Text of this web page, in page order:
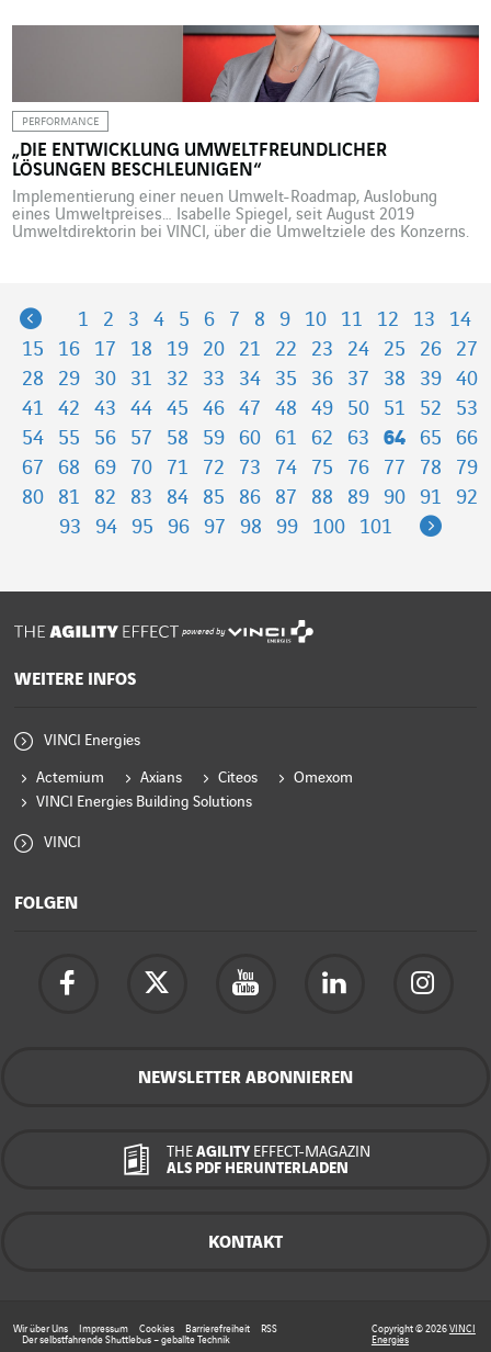
der U5 setzt die österreichische Hauptstadt auf die Erweiterung
und Modernisierung ihres U-Bahnnetzes, um den Bedarf der bis
2030 auf 2 Millionen anwachsenden […]
PERFORMANCE
„DIE ENTWICKLUNG UMWELTFREUNDLICHER
LÖSUNGEN BESCHLEUNIGEN“
Implementierung einer neuen Umwelt-Roadmap, Auslobung
eines Umweltpreises… Isabelle Spiegel, seit August 2019
Umweltdirektorin bei VINCI, über die Umweltziele des Konzerns.
unsere Selbstverpflichtung „Gemeinsam […]
Previous
1 2 3 4 5 6 7 8 9 10 11 12 13
14
15
16 17 18 19 20 21 22 23 24 25 26
27
28
29 30 31 32 33 34 35 36 37 38 39
40
41
42 43 44 45 46 47 48 49 50 51 52
53
54
55 56 57 58 59 60 61 62 63 64 65
66
67
68 69 70 71 72 73 74 75 76 77 78
79
80
81 82 83 84 85 86 87 88 89 90 91
92
93
94 95 96 97 98 99 100 101 Next
powered by
WEITERE INFOS
VINCI Energies
Actemium Axians Citeos
Omexom
VINCI Energies Building Solutions
VINCI
FOLGEN
NEWSLETTER ABONNIEREN
THE AGILITY EFFECT-MAGAZIN
ALS PDF HERUNTERLADEN
KONTAKT
Wir über Uns Impressum Cookies Barrierefreiheit
RSS
Der selbstfahrende Shuttlebus – geballte Technik
Copyright © 2026 VINCI
Energies